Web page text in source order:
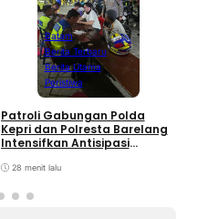
Batam
Berita Terbaru
Berita Utama
Peristiwa
Patroli Gabungan Polda
Kepri dan Polresta Barelang
Intensifkan Antisipasi
Balap Liar
28 menit lalu